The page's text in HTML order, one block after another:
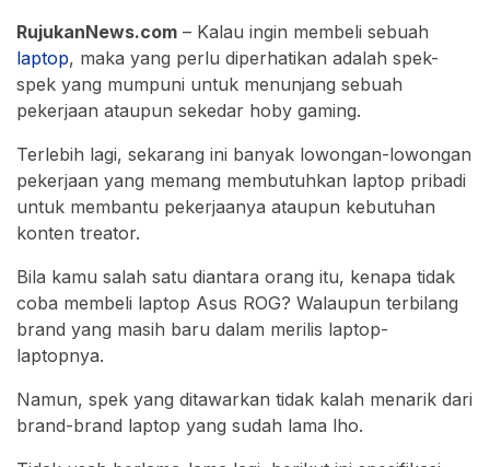
RujukanNews.com – Kalau ingin membeli sebuah
laptop, maka yang perlu diperhatikan adalah spek-
spek yang mumpuni untuk menunjang sebuah
pekerjaan ataupun sekedar hoby gaming.
Terlebih lagi, sekarang ini banyak lowongan-lowongan
pekerjaan yang memang membutuhkan laptop pribadi
untuk membantu pekerjaanya ataupun kebutuhan
konten treator.
Bila kamu salah satu diantara orang itu, kenapa tidak
coba membeli laptop Asus ROG? Walaupun terbilang
brand yang masih baru dalam merilis laptop-
laptopnya.
Namun, spek yang ditawarkan tidak kalah menarik dari
brand-brand laptop yang sudah lama lho.